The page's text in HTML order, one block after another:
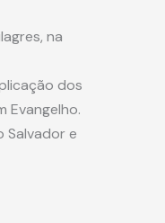
na
dos
Evangelho.
Salvador e